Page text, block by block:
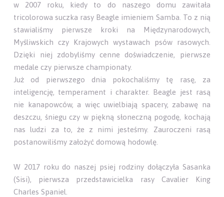
w 2007 roku, kiedy to do naszego domu zawitała
tricolorowa suczka rasy Beagle imieniem Samba. To z nią
stawialiśmy pierwsze kroki na Międzynarodowych,
Myśliwskich czy Krajowych wystawach psów rasowych.
Dzięki niej zdobyliśmy cenne doświadczenie, pierwsze
medale czy pierwsze championaty.
Już od pierwszego dnia pokochaliśmy tę rasę, za
inteligencję, temperament i charakter. Beagle jest rasą
nie kanapowców, a więc uwielbiają spacery, zabawę na
deszczu, śniegu czy w piękną słoneczną pogodę, kochają
nas ludzi za to, że z nimi jesteśmy. Zauroczeni rasą
postanowiliśmy założyć domową hodowlę.
W 2017 roku do naszej psiej rodziny dołączyła Sasanka
(Sisi), pierwsza przedstawicielka rasy Cavalier King
Charles Spaniel.